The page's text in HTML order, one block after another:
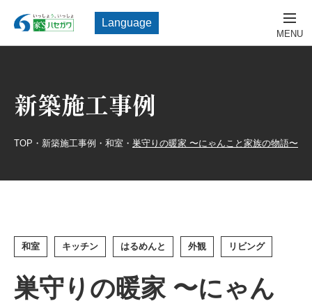
Language
新築施工事例
TOP ・ 新築施工事例 ・ 和室 ・ 巣守りの暖家 〜にゃんこと家族の物語〜
和室 キッチン はるめんと 外観 リビング
巣守りの暖家 〜にゃん